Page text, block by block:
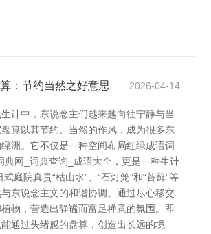
：节约当然之好意思 2026-04-14
计中，东说念主们越来越向往宁静与当
算以其节约、当然的作风，成为很多东
洲。它不仅是一种空间布局红绿成语词
典网_词典查询_成语大全，更是一种生计
庭院真贵“枯山水”、“石灯笼”和“苔藓”等
东说念主文的和谐协调。通过尽心移交
物，营造出静谧而富足禅意的氛围。即
通过头绪感的盘算，创造出长远的境